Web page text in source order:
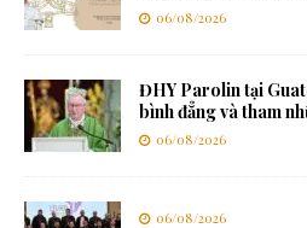
06/08/2026
ĐHY Parolin tại
bình đẳng và tham
06/08/2026
06/08/2026